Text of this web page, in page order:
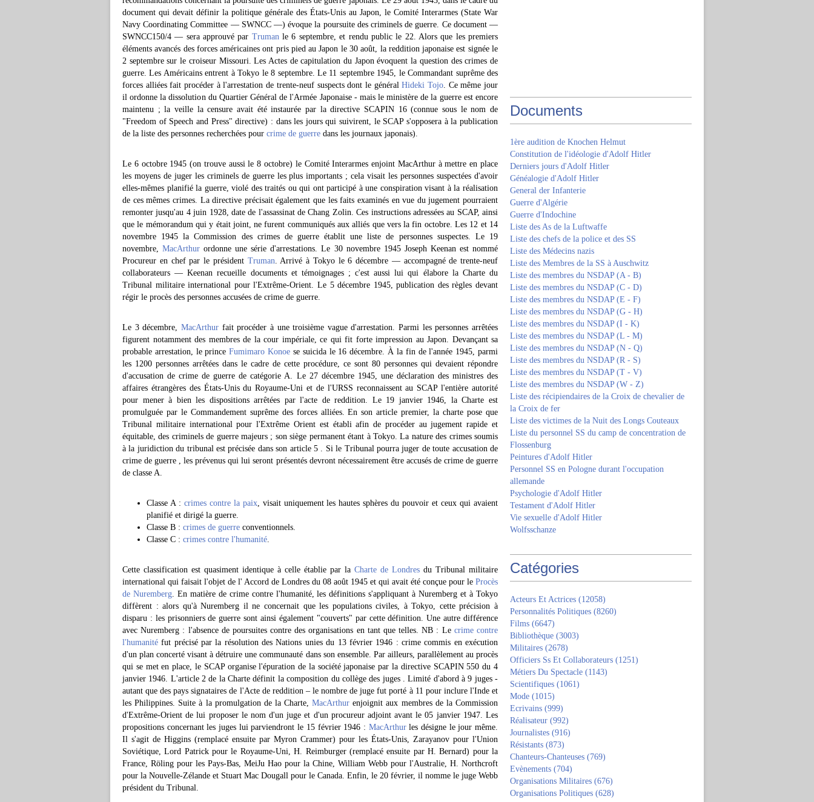
document qui devait définir la politique générale des États-Unis au Japon, le Comité Interarmes (State War
Navy Coordinating Committee — SWNCC —) évoque la poursuite des criminels de guerre. Ce document —
SWNCC150/4 — sera approuvé par Trumanle 6 septembre, et rendu public le 22. Alors que les premiers
éléments avancés des forces américaines ont pris pied au Japon le 30 août, la reddition japonaise est signée le
2 septembre sur le croiseur Missouri. Les Actes de capitulation du Japon évoquent la question des crimes de
guerre. Les Américains entrent à Tokyo le 8 septembre. Le 11 septembre 1945, le Commandant suprême des
forces alliées fait procéder à l'arrestation de trente-neuf suspects dont le généralHideki Tojo. Ce même jour
il ordonne la dissolution du Quartier Général de l'Armée Japonaise - mais le ministère de la guerre est encore
maintenu ; la veille la censure avait été instaurée par la directive SCAPIN 16 (connue sous le nom de
"Freedom of Speech and Press" directive) : dans les jours qui suivirent, le SCAP s'opposera à la publication
de la liste des personnes recherchées pour crime de guerre dans les journaux japonais).
Le 6 octobre 1945 (on trouve aussi le 8 octobre) le Comité Interarmes enjoint MacArthur à mettre en place
les moyens de juger les criminels de guerre les plus importants ; cela visait les personnes suspectées d'avoir
elles-mêmes planifié la guerre, violé des traités ou qui ont participé à une conspiration visant à la réalisation
de ces mêmes crimes. La directive précisait également que les faits examinés en vue du jugement pourraient
remonter jusqu'au 4 juin 1928, date de l'assassinat de Chang Zolin. Ces instructions adressées au SCAP, ainsi
que le mémorandum qui y était joint, ne furent communiqués aux alliés que vers la fin octobre. Les 12 et 14
novembre 1945 la Commission des crimes de guerre établit une liste de personnes suspectes. Le 19
novembre,MacArthur ordonne une série d'arrestations. Le 30 novembre 1945 Joseph Keenan est nommé
Procureur en chef par le président Truman. Arrivé à Tokyo le 6 décembre — accompagné de trente-neuf
collaborateurs — Keenan recueille documents et témoignages ; c'est aussi lui qui élabore la Charte du
Tribunal militaire international pour l'Extrême-Orient. Le 5 décembre 1945, publication des règles devant
régir le procès des personnes accusées de crime de guerre.
Le 3 décembre, MacArthurfait procéder à une troisième vague d'arrestation. Parmi les personnes arrêtées
figurent notamment des membres de la cour impériale, ce qui fit forte impression au Japon. Devançant sa
probable arrestation, le princeFumimaro Konoe se suicida le 16 décembre. À la fin de l'année 1945, parmi
les 1200 personnes arrêtées dans le cadre de cette procédure, ce sont 80 personnes qui devaient répondre
d'accusation de crime de guerre de catégorie A. Le 27 décembre 1945, une déclaration des ministres des
affaires étrangères des États-Unis du Royaume-Uni et de l'URSS reconnaissent au SCAP l'entière autorité
pour mener à bien les dispositions arrêtées par l'acte de reddition. Le 19 janvier 1946, la Charte est
promulguée par le Commandement suprême des forces alliées. En son article premier, la charte pose que
Tribunal militaire international pour l'Extrême Orient est établi afin de procéder au jugement rapide et
équitable, des criminels de guerre majeurs ; son siège permanent étant à Tokyo. La nature des crimes soumis
à la juridiction du tribunal est précisée dans son article 5 . Si le Tribunal pourra juger de toute accusation de
crime de guerre , les prévenus qui lui seront présentés devront nécessairement être accusés de crime de guerre
de classe A.
Classe A : crimes contre la paix, visait uniquement les hautes sphères du pouvoir et ceux qui avaient
planifié et dirigé la guerre.
Classe B : crimes de guerre conventionnels.
Classe C : crimes contre l'humanité.
Cette classification est quasiment identique à celle établie par la Charte de Londres du Tribunal militaire
international qui faisait l'objet de l' Accord de Londres du 08 août 1945 et qui avait été conçue pour le Procès
de Nuremberg. En matière de crime contre l'humanité, les définitions s'appliquant à Nuremberg et à Tokyo
diffèrent : alors qu'à Nuremberg il ne concernait que les populations civiles, à Tokyo, cette précision à
disparu : les prisonniers de guerre sont ainsi également "couverts" par cette définition. Une autre différence
avec Nuremberg : l'absence de poursuites contre des organisations en tant que telles. NB : Le crime contre
l'humanité fut précisé par la résolution des Nations unies du 13 février 1946 : crime commis en exécution
d'un plan concerté visant à détruire une communauté dans son ensemble. Par ailleurs, parallèlement au procès
qui se met en place, le SCAP organise l'épuration de la société japonaise par la directive SCAPIN 550 du 4
janvier 1946. L'article 2 de la Charte définit la composition du collège des juges . Limité d'abord à 9 juges -
autant que des pays signataires de l'Acte de reddition – le nombre de juge fut porté à 11 pour inclure l'Inde et
les Philippines. Suite à la promulgation de la Charte,MacArthur enjoignit aux membres de la Commission
d'Extrême-Orient de lui proposer le nom d'un juge et d'un procureur adjoint avant le 05 janvier 1947. Les
propositions concernant les juges lui parviendront le 15 février 1946 : MacArthurles désigne le jour même.
Il s'agit de Higgins (remplacé ensuite par Myron Crammer) pour les États-Unis, Zarayanov pour l'Union
Soviétique, Lord Patrick pour le Royaume-Uni, H. Reimburger (remplacé ensuite par H. Bernard) pour la
France, Röling pour les Pays-Bas, MeiJu Hao pour la Chine, William Webb pour l'Australie, H. Northcroft
pour la Nouvelle-Zélande et Stuart Mac Dougall pour le Canada. Enfin, le 20 février, il nomme le juge Webb
président du Tribunal.
Documents
1ère audition de Knochen Helmut
Constitution de l'idéologie d'Adolf Hitler
Derniers jours d'Adolf Hitler
Généalogie d'Adolf Hitler
General der Infanterie
Guerre d'Algérie
Guerre d'Indochine
Liste des As de la Luftwaffe
Liste des chefs de la police et des SS
Liste des Médecins nazis
Liste des Membres de la SS à Auschwitz
Liste des membres du NSDAP (A - B)
Liste des membres du NSDAP (C - D)
Liste des membres du NSDAP (E - F)
Liste des membres du NSDAP (G - H)
Liste des membres du NSDAP (I - K)
Liste des membres du NSDAP (L - M)
Liste des membres du NSDAP (N - Q)
Liste des membres du NSDAP (R - S)
Liste des membres du NSDAP (T - V)
Liste des membres du NSDAP (W - Z)
Liste des récipiendaires de la Croix de chevalier de
la Croix de fer
Liste des victimes de la Nuit des Longs Couteaux
Liste du personnel SS du camp de concentration de
Flossenburg
Peintures d'Adolf Hitler
Personnel SS en Pologne durant l'occupation
allemande
Psychologie d'Adolf Hitler
Testament d'Adolf Hitler
Vie sexuelle d'Adolf Hitler
Wolfsschanze
Catégories
Acteurs Et Actrices (12058)
Personnalités Politiques (8260)
Films (6647)
Bibliothèque (3003)
Militaires (2678)
Officiers Ss Et Collaborateurs (1251)
Métiers Du Spectacle (1143)
Scientifiques (1061)
Mode (1015)
Ecrivains (999)
Réalisateur (992)
Journalistes (916)
Résistants (873)
Chanteurs-Chanteuses (769)
Evènements (704)
Organisations Militaires (676)
Organisations Politiques (628)